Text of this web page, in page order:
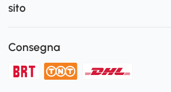
sito
Consegna